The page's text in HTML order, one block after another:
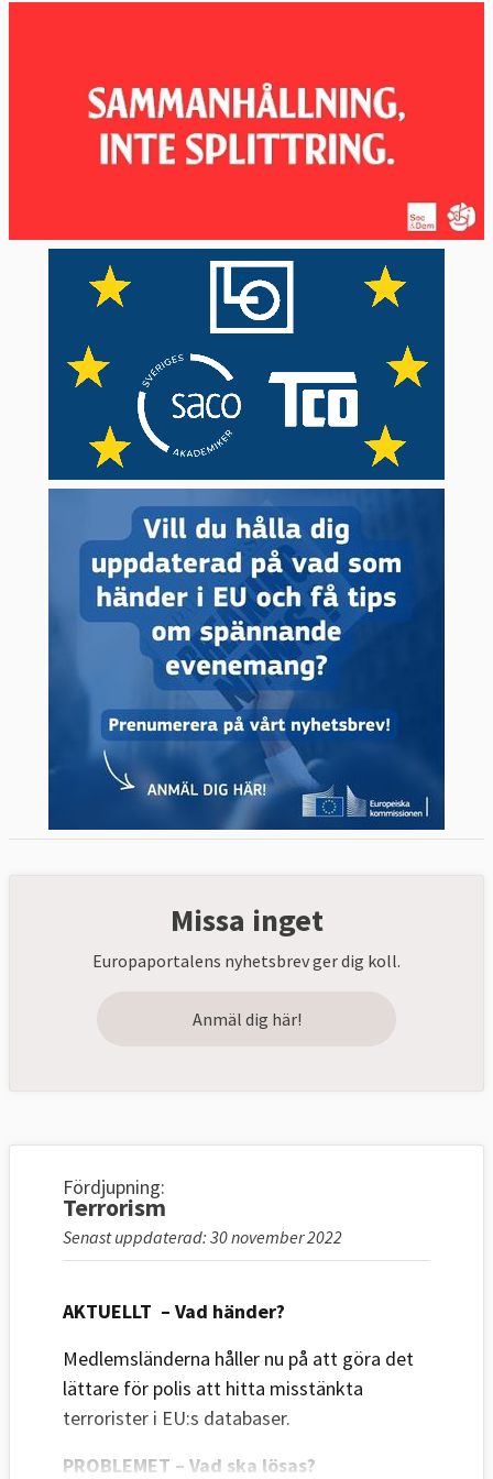
Missa inget
Europaportalens nyhetsbrev ger dig koll.
Anmäl dig här!
Fördjupning:
Terrorism
Senast uppdaterad: 30 november 2022
AKTUELLT – Vad händer?
Medlemsländerna håller nu på att göra det
lättare för polis att hitta misstänkta
terrorister i EU:s databaser.
PROBLEMET – Vad ska lösas?